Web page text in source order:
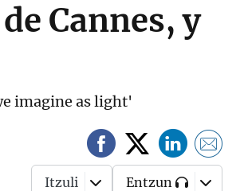
Cannes, y
imagine as light'
Itzuli Entzun